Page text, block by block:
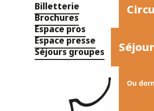
Ou
Billetterie
Brochures
Espace pros
Espace presse
Séjours groupes